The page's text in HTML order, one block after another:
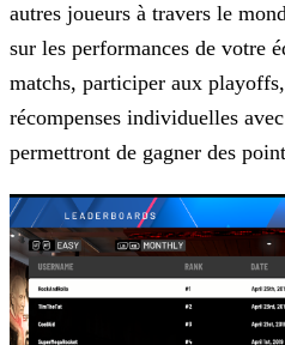
autres joueurs à travers le
sur les performances de votre
matchs, participer aux
récompenses individuelles
permettront de gagner des